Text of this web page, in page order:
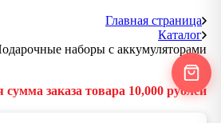
Главная страница
Каталог
наборы с аккумуляторами
заказа товара 10,000 рублей